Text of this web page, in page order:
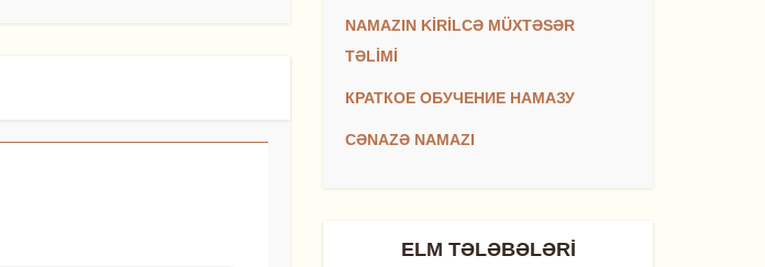
NAMAZIN KİRİLCƏ MÜXTƏSƏR
TƏLİMİ
КРАТКОЕ ОБУЧЕНИЕ НАМАЗУ
CƏNAZƏ NAMAZI
ELM TƏLƏBƏLƏRI